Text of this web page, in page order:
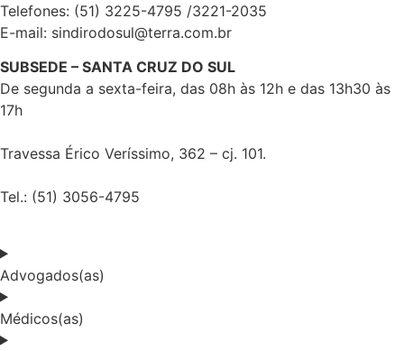
Telefones: (51) 3225-4795 /3221-2035
E-mail: sindirodosul@terra.com.br
SUBSEDE – SANTA CRUZ DO SUL
De segunda a sexta-feira, das 08h às 12h e das 13h30 às
17h
Travessa Érico Veríssimo, 362 – cj. 101.
Tel.: (51) 3056-4795
Advogados(as)
Médicos(as)